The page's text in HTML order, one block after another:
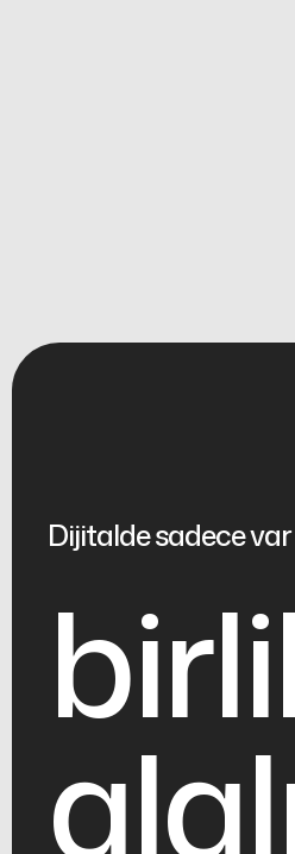
Dijitalde sadece